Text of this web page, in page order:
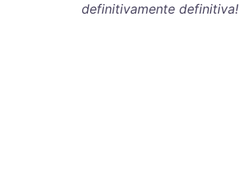
definitivamente definitiva!